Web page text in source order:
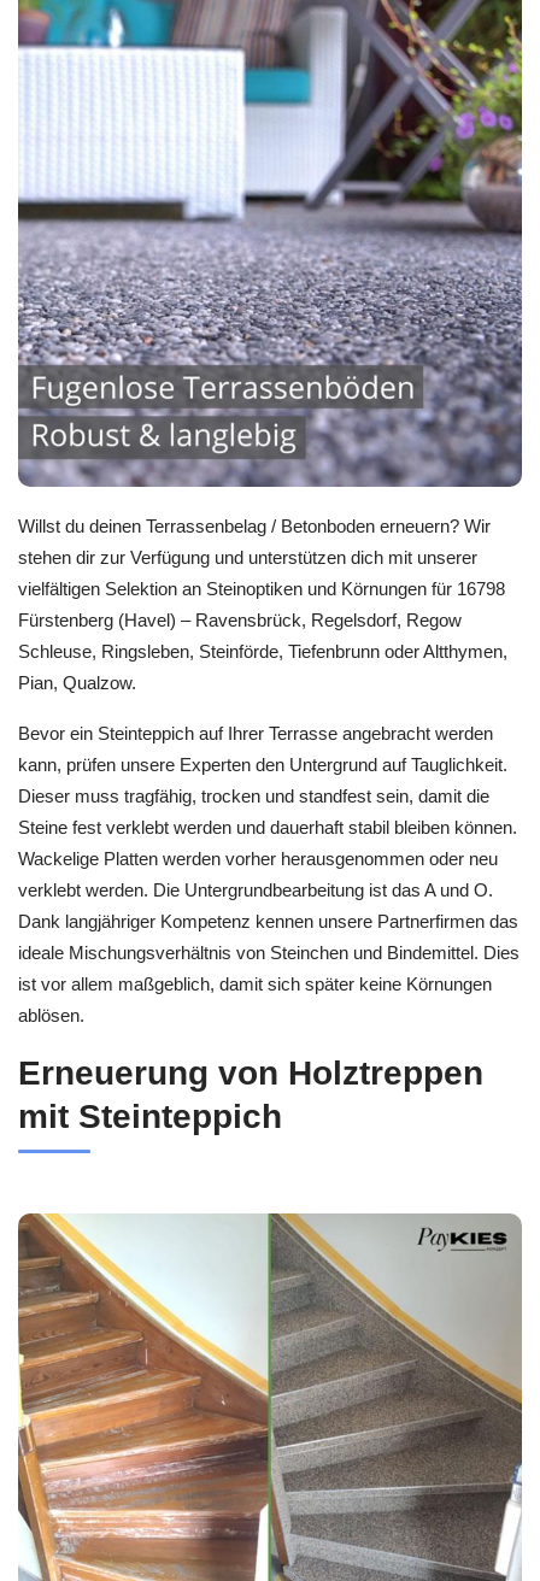
Willst du deinen Terrassenbelag / Betonboden erneuern? Wir
stehen dir zur Verfügung und unterstützen dich mit unserer
vielfältigen Selektion an Steinoptiken und Körnungen für 16798
Fürstenberg (Havel) – Ravensbrück, Regelsdorf, Regow
Schleuse, Ringsleben, Steinförde, Tiefenbrunn oder Altthymen,
Pian, Qualzow.
Bevor ein Steinteppich auf Ihrer Terrasse angebracht werden
kann, prüfen unsere Experten den Untergrund auf Tauglichkeit.
Dieser muss tragfähig, trocken und standfest sein, damit die
Steine fest verklebt werden und dauerhaft stabil bleiben können.
Wackelige Platten werden vorher herausgenommen oder neu
verklebt werden. Die Untergrundbearbeitung ist das A und O.
Dank langjähriger Kompetenz kennen unsere Partnerfirmen das
ideale Mischungsverhältnis von Steinchen und Bindemittel. Dies
ist vor allem maßgeblich, damit sich später keine Körnungen
ablösen.
Erneuerung von Holztreppen
mit Steinteppich